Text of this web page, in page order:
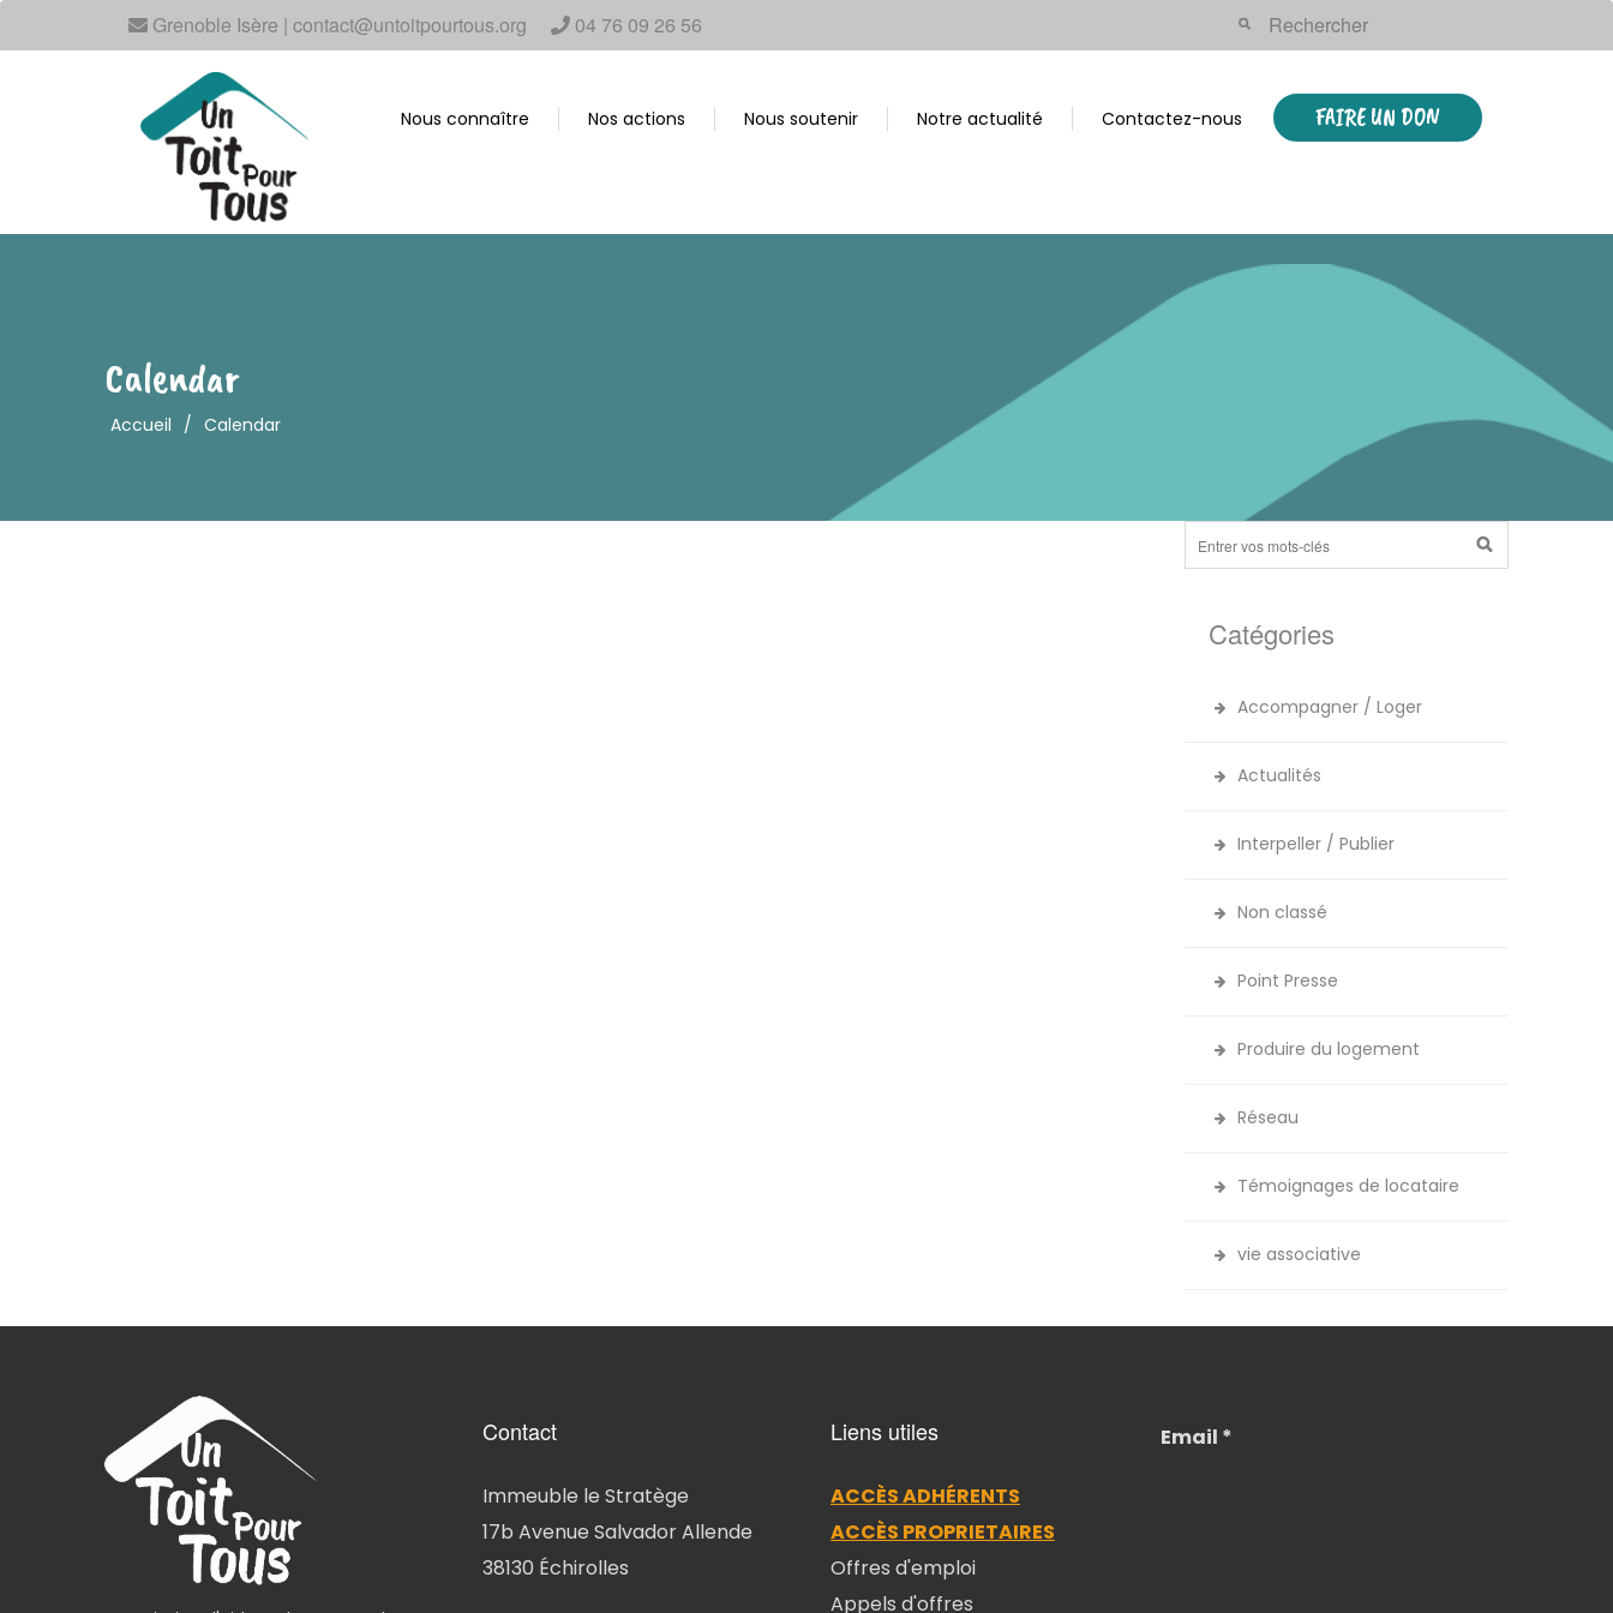
Grenoble Isère | contact@untoitpourtous.org 04 76 09 26 56
FAIRE UN DON
Nous connaître Nos actions Nous soutenir Notre actualité Contactez-nous
Calendar
Accueil / Calendar
Catégories
Accompagner / Loger
Actualités
Interpeller / Publier
Non classé
Point Presse
Produire du logement
Réseau
Témoignages de locataire
vie associative
Contact
Immeuble le Stratège
17b Avenue Salvador Allende
38130 Échirolles
Liens utiles
ACCÈS ADHÉRENTS
ACCÈS PROPRIETAIRES
Offres d'emploi
Appels d'offres
Email *